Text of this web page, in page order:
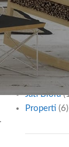
Diy(2)
Furniture
Gaya Hidup
Inspiration
Interior
Jasa &
Jati Blora
Properti(6)